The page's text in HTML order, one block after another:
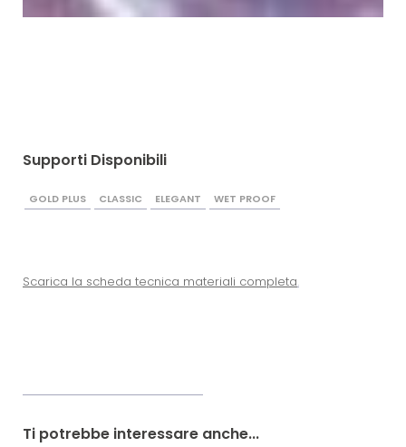
Supporti Disponibili
GOLD PLUS CLASSIC ELEGANT WET PROOF
Scarica la scheda tecnica materiali completa.
Ti potrebbe interessare anche...